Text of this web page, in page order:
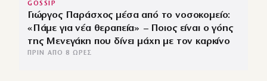
GOSSIP
Γιώργος Παράσχος μέσα από το νοσοκομείο:
«Πάμε για νέα θεραπεία» – Ποιος είναι ο γόης
της Μενεγάκη που δίνει μάχη με τον καρκίνο
ΠΡΙΝ ΑΠΌ 8 ΏΡΕΣ